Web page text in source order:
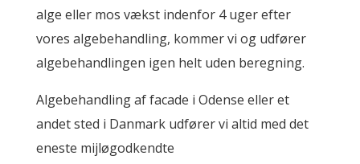
alge eller mos vækst indenfor 4 uger efter
vores algebehandling, kommer vi og udfører
algebehandlingen igen helt uden beregning.
Algebehandling af facade i Odense eller et
andet sted i Danmark udfører vi altid med det
eneste mijløgodkendte